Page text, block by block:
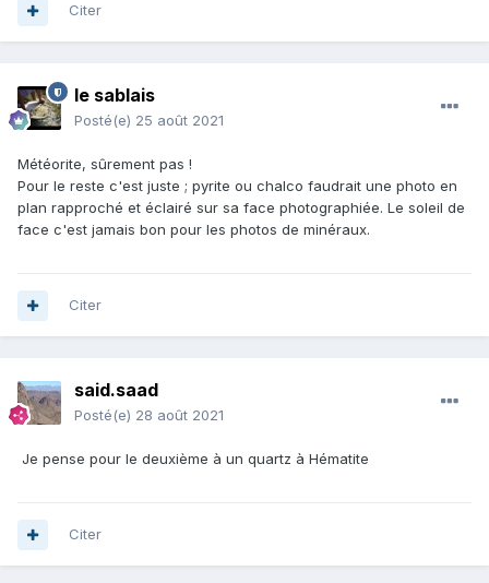
Citer
le sablais
Posté(e) 25 août 2021
Météorite, sûrement pas !
Pour le reste c'est juste ; pyrite ou chalco faudrait une photo en
plan rapproché et éclairé sur sa face photographiée. Le soleil de
face c'est jamais bon pour les photos de minéraux.
Citer
said.saad
Posté(e) 28 août 2021
Je pense pour le deuxième à un quartz à Hématite
Citer